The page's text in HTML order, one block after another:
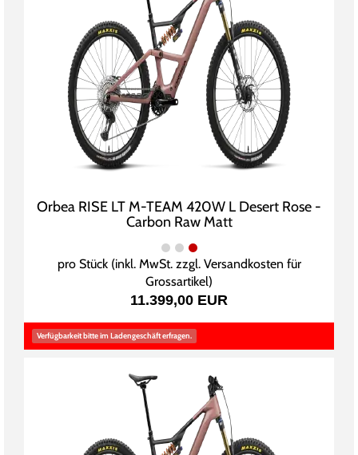
Orbea RISE LT M-TEAM 420W L Desert Rose -
Carbon Raw Matt
pro Stück (inkl. MwSt. zzgl. Versandkosten für
Grossartikel)
11.399,00 EUR
Verfügbarkeit bitte im Ladengeschäft erfragen.